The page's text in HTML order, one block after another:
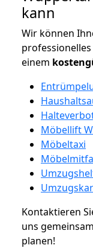
kann
Wir können
einem
Möbellift
Möbeltaxi
Kontaktieren
uns
planen!